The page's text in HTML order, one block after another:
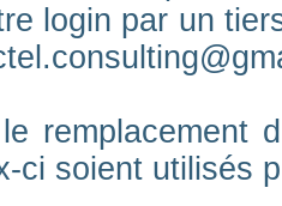
login par un
ci soient utilisés